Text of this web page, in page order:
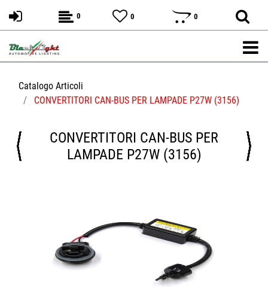
0 0 0
Catalogo Articoli
CONVERTITORI CAN-BUS PER LAMPADE P27W (3156)
CONVERTITORI CAN-BUS PER
LAMPADE P27W (3156)